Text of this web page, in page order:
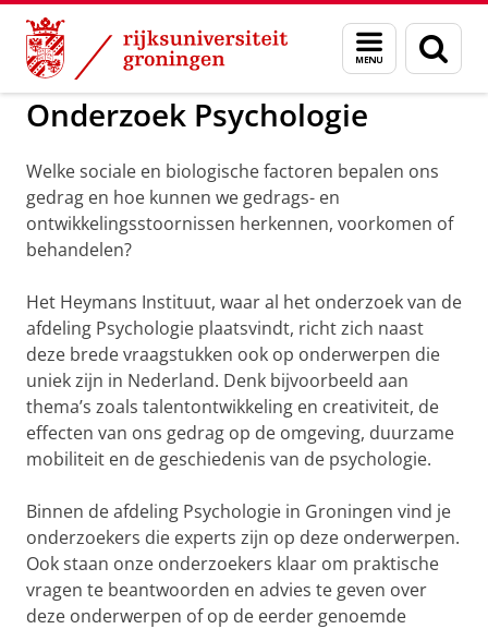
Skip
Content
Skip
Navigation
Menu
en
zoeken
GMW Onderzoek Psychologie
Onderzoek Psychologie
Welke sociale en biologische factoren bepalen ons
gedrag en hoe kunnen we gedrags- en
ontwikkelingsstoornissen herkennen, voorkomen of
behandelen?
Het Heymans Instituut, waar al het onderzoek van de
afdeling Psychologie plaatsvindt, richt zich naast
deze brede vraagstukken ook op onderwerpen die
uniek zijn in Nederland. Denk bijvoorbeeld aan
thema’s zoals talentontwikkeling en creativiteit, de
effecten van ons gedrag op de omgeving, duurzame
mobiliteit en de geschiedenis van de psychologie.
Binnen de afdeling Psychologie in Groningen vind je
onderzoekers die experts zijn op deze onderwerpen.
Ook staan onze onderzoekers klaar om praktische
vragen te beantwoorden en advies te geven over
deze onderwerpen of op de eerder genoemde